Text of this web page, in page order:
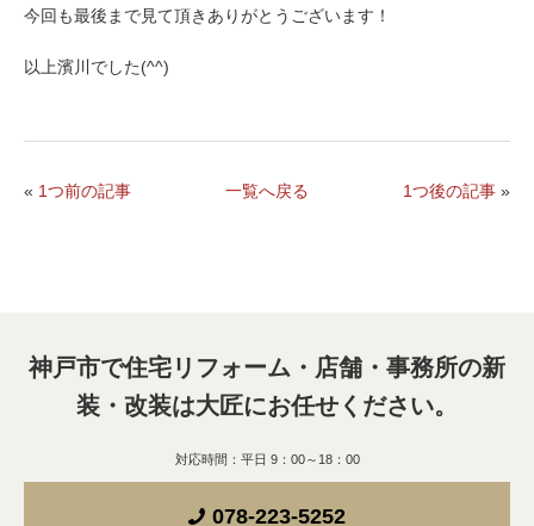
今回も最後まで見て頂きありがとうございます！
以上濱川でした(^^)
« 1つ前の記事 一覧へ戻る 1つ後の記事 »
神戸市で住宅リフォーム・店舗・事務所の新
装・改装は大匠にお任せください。
対応時間：平日 9：00～18：00
078-223-5252